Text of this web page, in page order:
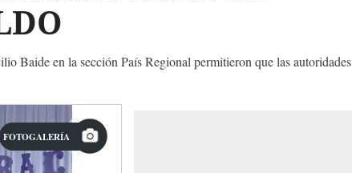
Baide en la sección País Regional permitieron que las autoridades
FOTOGALERÍA